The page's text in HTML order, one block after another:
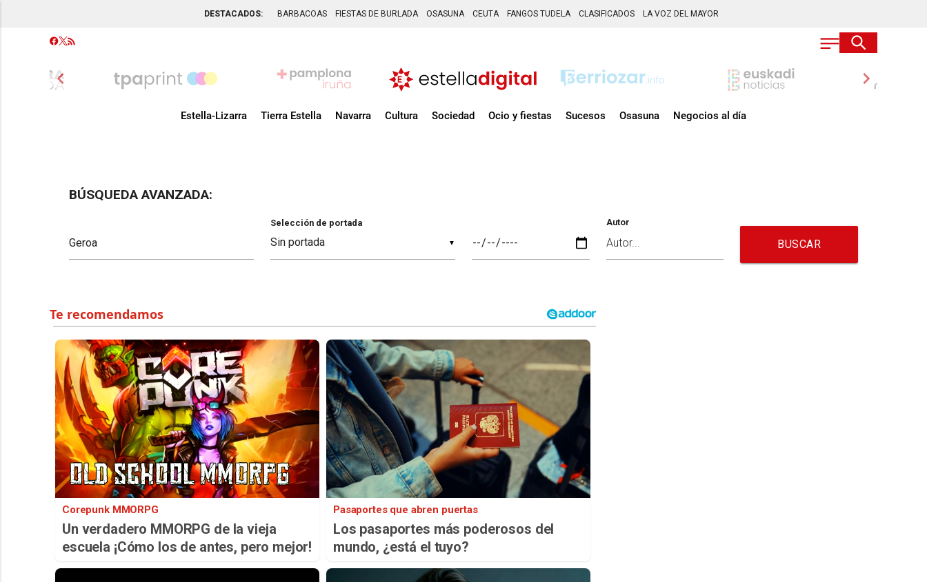
DESTACADOS: BARBACOAS FIESTAS DE BURLADA OSASUNA CEUTA FANGOS TUDELA CLASIFICADOS LA VOZ DEL MAYOR
chevron_left chevron_right
Estella-Lizarra Tierra Estella Navarra Cultura Sociedad Ocio y fiestas Sucesos Osasuna Negocios al día
BÚSQUEDA AVANZADA:
▼
Selección de portada Autor
BUSCAR
Corepunk MMORPG
Un verdadero MMORPG de la vieja
escuela ¡Cómo los de antes, pero mejor!
Pasaportes que abren puertas
Los pasaportes más poderosos del
mundo, ¿está el tuyo?